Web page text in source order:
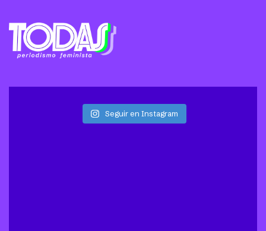
Seguir en Instagram